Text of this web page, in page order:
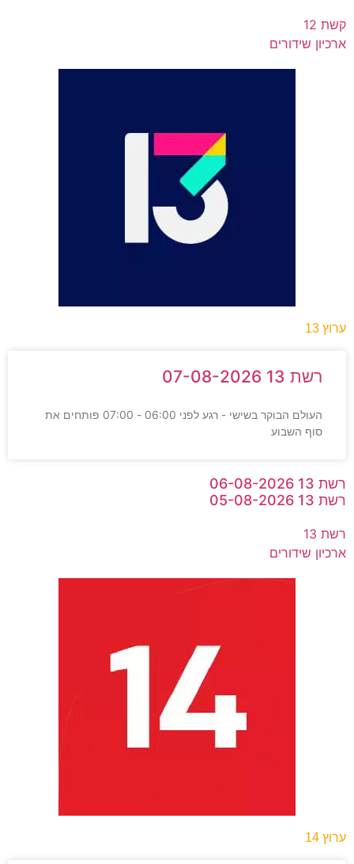
קשת 12
ארכיון שידורים
ערוץ 13
רשת 13 07-08-2026
העולם הבוקר בשישי - רגע לפני 06:00 - 07:00 פותחים את
סוף השבוע
רשת 13 06-08-2026
רשת 13 05-08-2026
רשת 13
ארכיון שידורים
ערוץ 14